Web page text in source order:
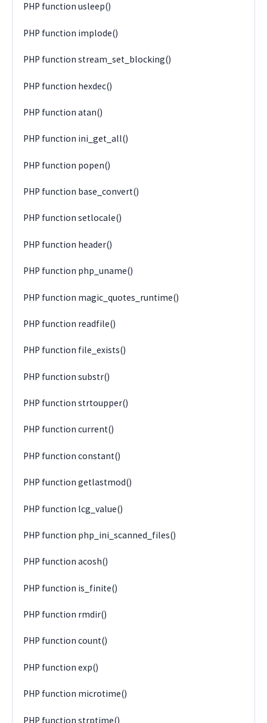
PHP function usleep()
PHP function implode()
PHP function stream_set_blocking()
PHP function hexdec()
PHP function atan()
PHP function ini_get_all()
PHP function popen()
PHP function base_convert()
PHP function setlocale()
PHP function header()
PHP function php_uname()
PHP function magic_quotes_runtime()
PHP function readfile()
PHP function file_exists()
PHP function substr()
PHP function strtoupper()
PHP function current()
PHP function constant()
PHP function getlastmod()
PHP function lcg_value()
PHP function php_ini_scanned_files()
PHP function acosh()
PHP function is_finite()
PHP function rmdir()
PHP function count()
PHP function exp()
PHP function microtime()
PHP function strptime()